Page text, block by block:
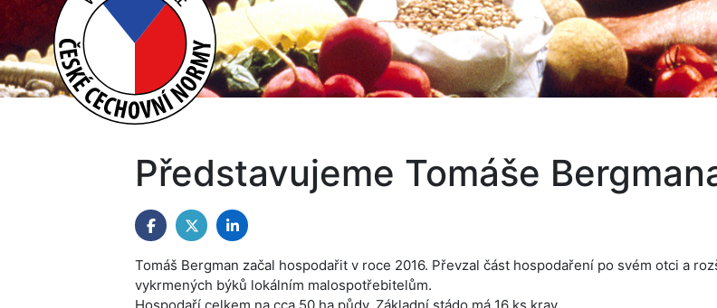
Představujeme Tomáše
Tomáš Bergman začal hospodařit v roce 2016. Převzal část hospodaření po svém otci a
vykrmených býků lokálním malospotřebitelům.